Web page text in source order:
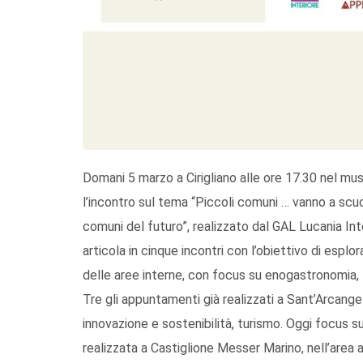
Domani 5 marzo a Cirigliano alle ore 17.30 nel
l’incontro sul tema “Piccoli comuni … vanno a
comuni del futuro”, realizzato dal GAL Lucania
articola in cinque incontri con l’obiettivo di
delle aree interne, con focus su
Tre gli appuntamenti già realizzati a
innovazione e sostenibilità, turismo. Oggi focus
realizzata a Castiglione Messer Marino,